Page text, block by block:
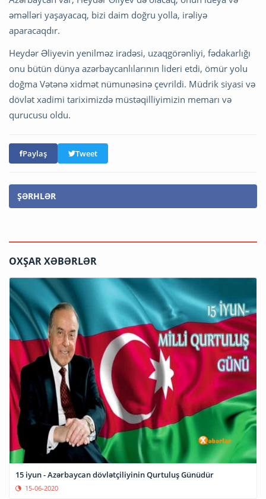
əməlləri yaşayacaq, bizi daim doğru yolla, irəliyə
aparacaqdır.
Heydər Əliyevin yenilməz iradəsi, uzaqgörənliyi, fədakarlığı
onu bütün dünya azərbaycanlılarının lideri etdi, ömür yolu
doğma Vətənə xidmət nümunəsinə çevrildi. Müdrik siyasi və
dövlət xadimi tariximizdə müstəqilliyimizin memarı və
qurucusu oldu.
Paylaş Tweet
ŞƏRHLƏR
OXŞAR XƏBƏRLƏR
15 iyun - Azərbaycan dövlətçiliyinin Qurtuluş Günüdür
15-06-2020